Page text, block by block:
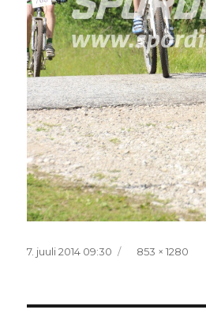
Postitatud
7. juuli 2014 09:30 Täissuurus
853 × 1280